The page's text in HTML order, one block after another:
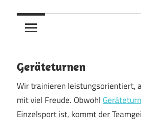
Geräteturnen
Wir trainieren leistungsorientiert,
mit viel Freude. Obwohl
Einzelsport ist, kommt der